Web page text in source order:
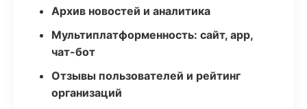
Архив новостей и аналитика
Мультиплатформенность: сайт, app,
чат-бот
Отзывы пользователей и рейтинг
организаций